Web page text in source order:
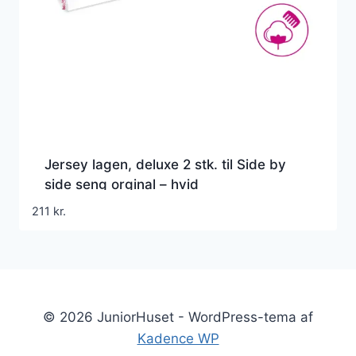
Jersey lagen, deluxe 2 stk. til Side by
side seng orginal – hvid
211 kr.
© 2026 JuniorHuset - WordPress-tema af
Kadence WP